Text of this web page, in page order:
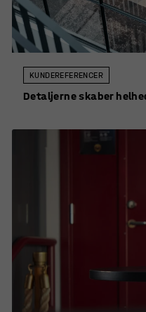
KUNDEREFERENCER
Detaljerne skaber